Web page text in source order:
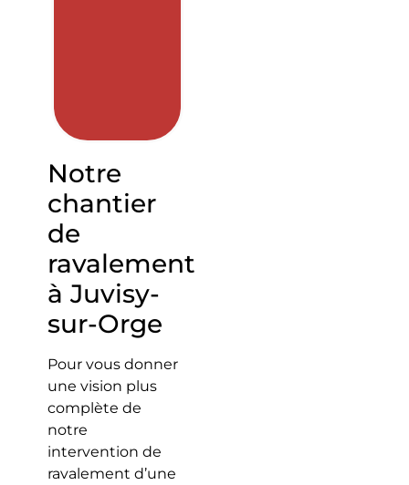
Notre
chantier
de
ravalement
à Juvisy-
sur-Orge
Pour vous donner
une vision plus
complète de
notre
intervention de
ravalement d’une